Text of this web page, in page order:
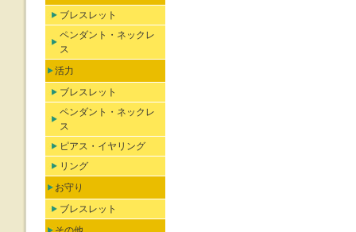
ブレスレット
ペンダント・ネックレ
ス
活力
ブレスレット
ペンダント・ネックレ
ス
ピアス・イヤリング
リング
お守り
ブレスレット